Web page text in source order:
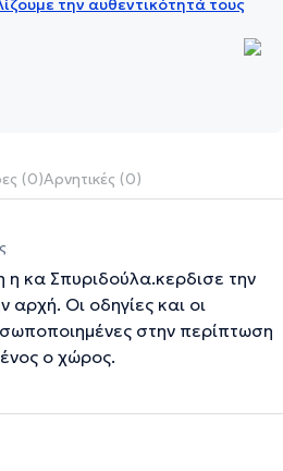
την αυθεντικότητά τους
(0)Αρνητικές (0)
η κα Σπυριδούλα.κερδισε την
αρχή. Οι οδηγίες και οι
στην περίπτωση
ο χώρος.